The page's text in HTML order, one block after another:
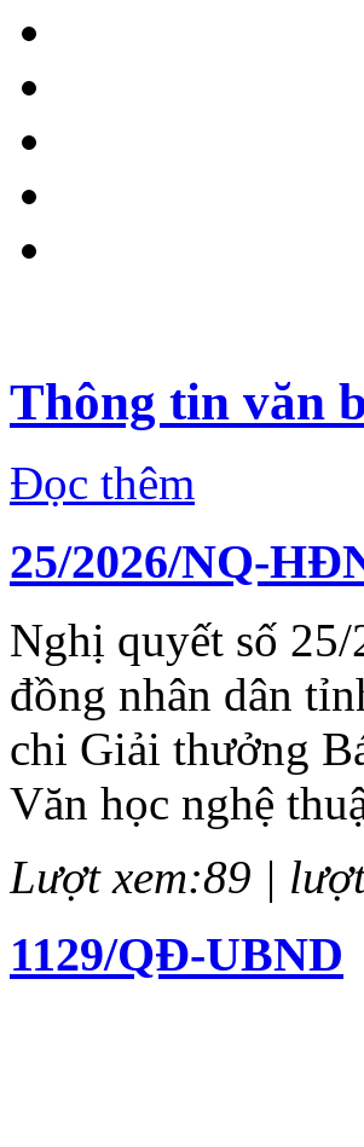
Thông tin văn
Đọc thêm
25/2026/NQ-
Nghị quyết số
đồng nhân dân
chi Giải thưởng
Văn học nghệ
Lượt xem:89 |
1129/QĐ-UBND